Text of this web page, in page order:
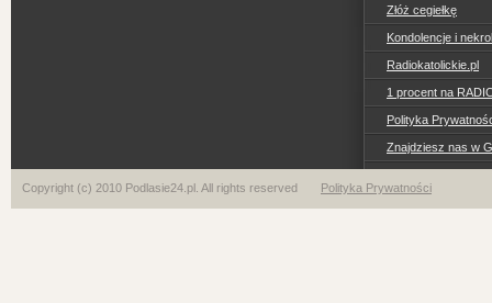
Złóż cegiełkę
Kondolencje i
Radiokatolickie.pl
1 procent na
Polityka
Znajdziesz nas w
Copyright (c) 2010 Podlasie24.pl. All rights reserved Polityka Prywatności